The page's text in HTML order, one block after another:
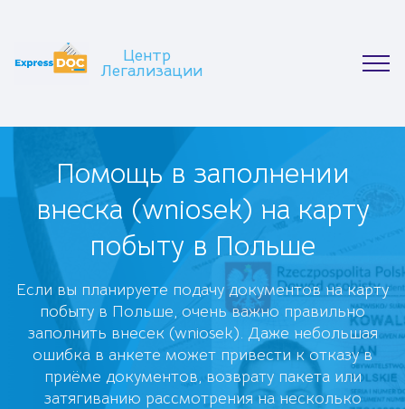
Центр
Легализации
Помощь в заполнении
внеска (wniosek) на карту
побыту в Польше
Если вы планируете подачу документов накарту
побыту в Польше, очень важно правильно
заполнить внесек (wniosek). Даже небольшая
ошибка в анкете может привести к отказу в
приёме документов, возврату пакета или
затягиванию рассмотрения на несколько